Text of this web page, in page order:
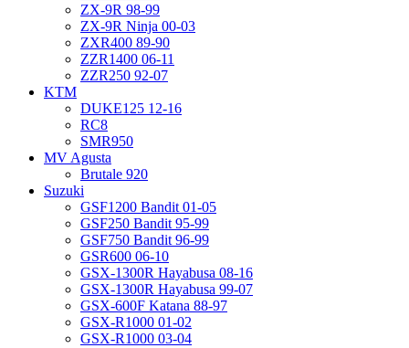
ZX-9R 98-99
ZX-9R Ninja 00-03
ZXR400 89-90
ZZR1400 06-11
ZZR250 92-07
KTM
DUKE125 12-16
RC8
SMR950
MV Agusta
Brutale 920
Suzuki
GSF1200 Bandit 01-05
GSF250 Bandit 95-99
GSF750 Bandit 96-99
GSR600 06-10
GSX-1300R Hayabusa 08-16
GSX-1300R Hayabusa 99-07
GSX-600F Katana 88-97
GSX-R1000 01-02
GSX-R1000 03-04